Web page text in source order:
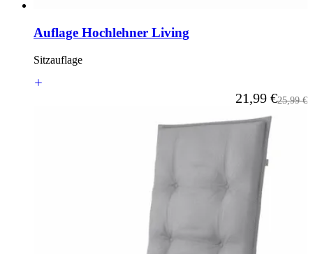
Auflage Hochlehner Living
Sitzauflage
Ab
21,99 €25,99 €